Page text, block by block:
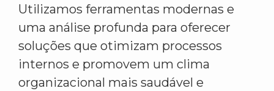
Utilizamos ferramentas modernas e
uma análise profunda para oferecer
soluções que otimizam processos
internos e promovem um clima
organizacional mais saudável e